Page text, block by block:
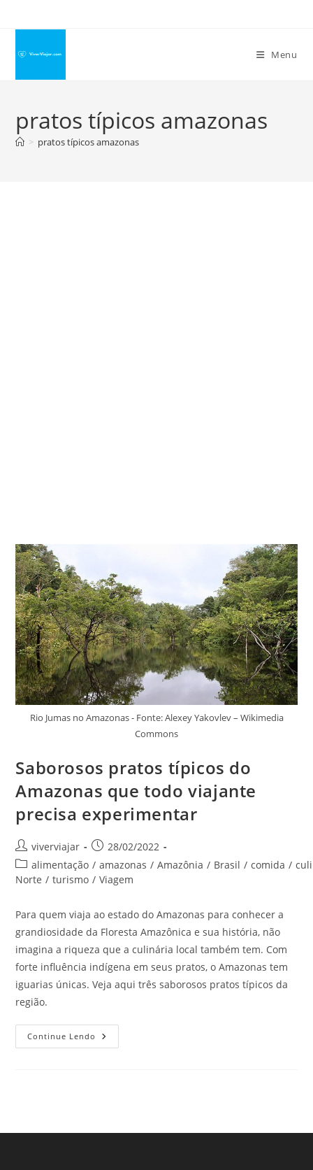
conteúdo
Menu
pratos típicos amazonas
> pratos típicos amazonas
Rio Jumas no Amazonas - Fonte: Alexey Yakovlev – Wikimedia
Commons
Saborosos pratos típicos do
Amazonas que todo viajante
precisa experimentar
Autor
do
post:
viverviajar
Post
publicado:
28/02/2022
Categoria
do
alimentação / amazonas / Amazônia / Brasil / comida /
Norte / turismo / Viagem
Para quem viaja ao estado do Amazonas para conhecer a
grandiosidade da Floresta Amazônica e sua história, não
imagina a riqueza que a culinária local também tem. Com
forte influência indígena em seus pratos, o Amazonas tem
iguarias únicas. Veja aqui três saborosos pratos típicos da
região.
Continue Lendo Saborosos
Pratos